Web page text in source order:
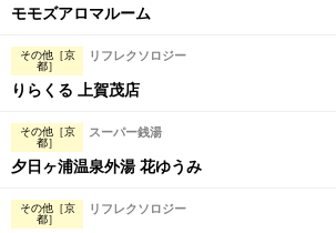
モモズアロマルーム
その他［京
都］
リフレクソロジー
りらくる 上賀茂店
その他［京
都］
スーパー銭湯
夕日ヶ浦温泉外湯 花ゆうみ
その他［京
都］
リフレクソロジー